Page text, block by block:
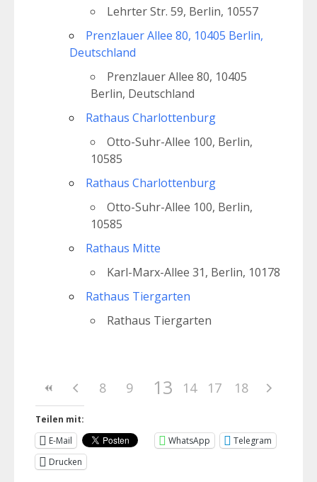
Lehrter Str. 59, Berlin, 10557
Prenzlauer Allee 80, 10405 Berlin,
Deutschland
Prenzlauer Allee 80, 10405
Berlin, Deutschland
Rathaus Charlottenburg
Otto-Suhr-Allee 100, Berlin,
10585
Rathaus Charlottenburg
Otto-Suhr-Allee 100, Berlin,
10585
Rathaus Mitte
Karl-Marx-Allee 31, Berlin, 10178
Rathaus Tiergarten
Rathaus Tiergarten
8 9 10 11 12
13 14 15 16
17 18
Teilen mit:
E-Mail
WhatsApp
Telegram
Drucken